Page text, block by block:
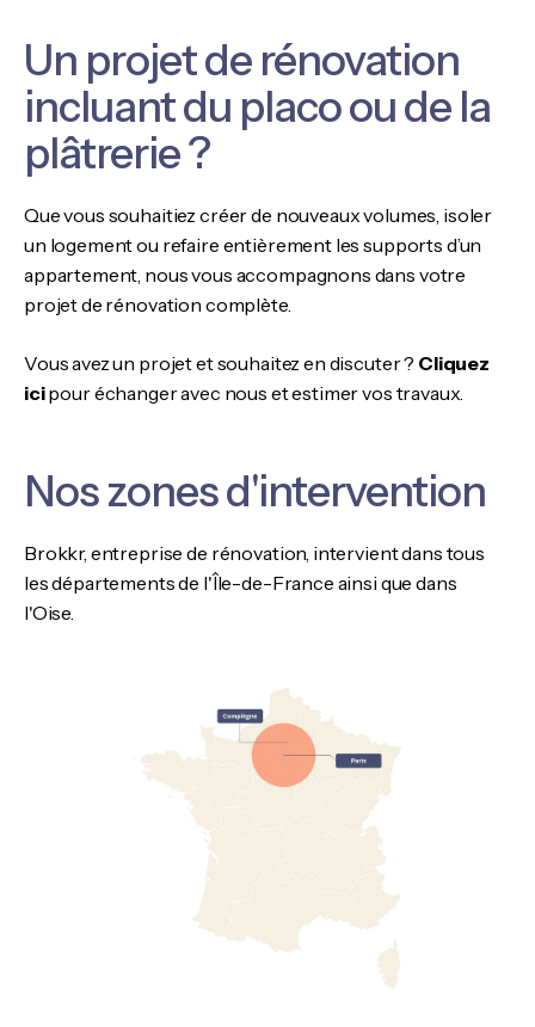
Un projet de rénovation
incluant du placo ou de la
plâtrerie ?
Que vous souhaitiez créer de nouveaux volumes, isoler
un logement ou refaire entièrement les supports d’un
appartement, nous vous accompagnons dans votre
projet de rénovation complète.
Vous avez un projet et souhaitez en discuter ? Cliquez
icipour échanger avec nous et estimer vos travaux.
Nos zones d'intervention
Brokkr, entreprise de rénovation, intervient dans tous
les départements de l'Île-de-France ainsi que dans
l'Oise.